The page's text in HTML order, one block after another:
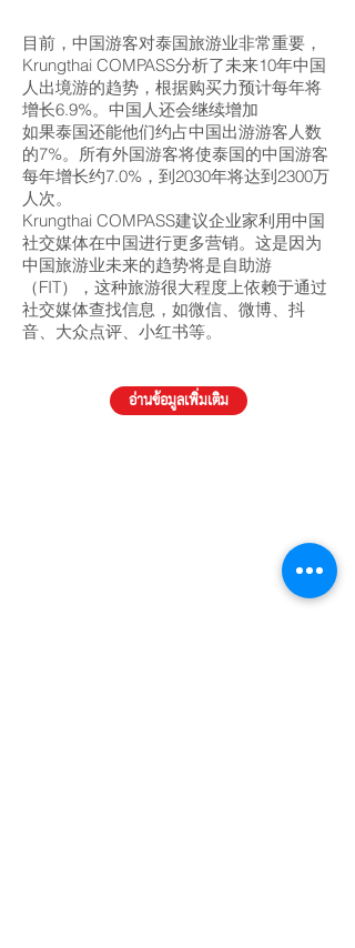
目前，中国游客对泰国旅游业非常重要，
Krungthai COMPASS分析了未来10年中国
人出境游的趋势，根据购买力预计每年将
增长6.9%。中国人还会继续增加
如果泰国还能他们约占中国出游游客人数
的7%。所有外国游客将使泰国的中国游客
每年增长约7.0%，到2030年将达到2300万
人次。
Krungthai COMPASS建议企业家利用中国
社交媒体在中国进行更多营销。这是因为
中国旅游业未来的趋势将是自助游
（FIT），这种旅游很大程度上依赖于通过
社交媒体查找信息，如微信、微博、抖
音、大众点评、小红书等。
อ่านข้อมูลเพิ่มเติม